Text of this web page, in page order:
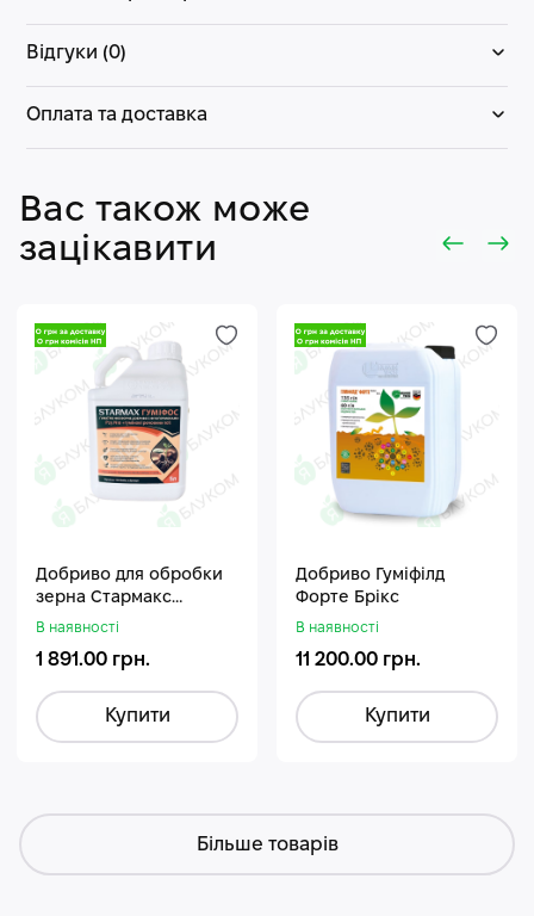
Відгуки (0)
Оплата та доставка
Вас також може
зацікавити
Добриво для обробки
зерна Стармакс
Гуміфос
В наявності
1 891.00 грн.
Купити
Добриво Гуміфілд
Форте Брікс
В наявності
11 200.00 грн.
Купити
Більше товарів